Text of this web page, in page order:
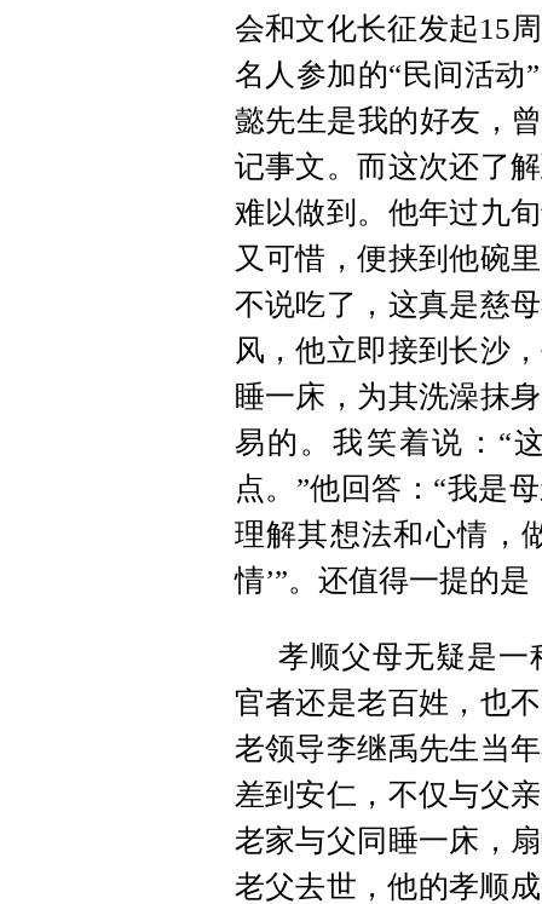
会和文化长征发起15
名人参加的“民间活动
懿先生是我的好友，
记事文。而这次还了
难以做到。他年过九
又可惜，便挟到他碗
不说吃了，这真是慈
风，他立即接到长沙
睡一床，为其洗澡抹
易的。我笑着说：“
点。”他回答：“我是
理解其想法和心情，
情’”。还值得一提的
孝顺父母无疑是一
官者还是老百姓，也
老领导李继禹先生当
差到安仁，不仅与父
老家与父同睡一床，
老父去世，他的孝顺